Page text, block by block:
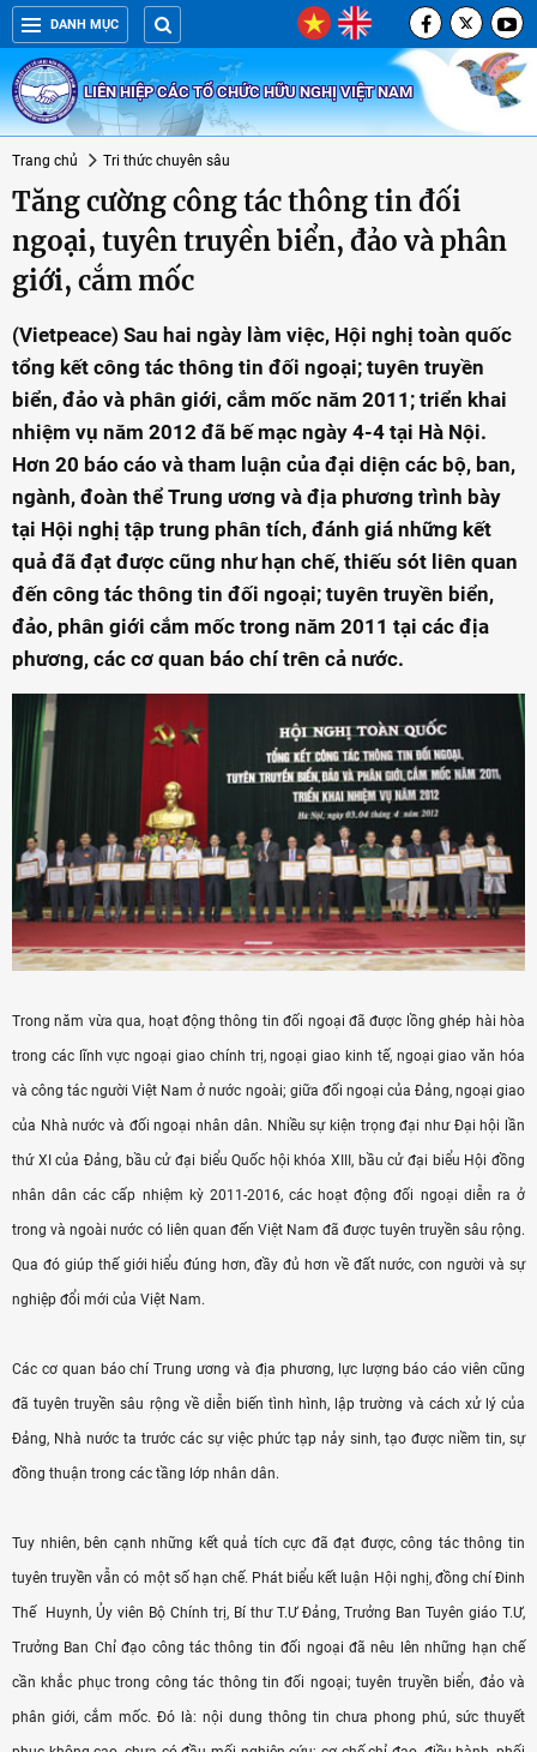
DANH MỤC
LIÊN HIỆP CÁC TỔ CHỨC HỮU NGHỊ VIỆT NAM
Trang chủ Tri thức chuyên sâu
Tăng cường công tác thông tin đối
ngoại, tuyên truyền biển, đảo và phân
giới, cắm mốc
(Vietpeace) Sau hai ngày làm việc, Hội nghị toàn quốc
tổng kết công tác thông tin đối ngoại; tuyên truyền
biển, đảo và phân giới, cắm mốc năm 2011; triển khai
nhiệm vụ năm 2012 đã bế mạc ngày 4-4 tại Hà Nội.
Hơn 20 báo cáo và tham luận của đại diện các bộ, ban,
ngành, đoàn thể Trung ương và địa phương trình bày
tại Hội nghị tập trung phân tích, đánh giá những kết
quả đã đạt được cũng như hạn chế, thiếu sót liên quan
đến công tác thông tin đối ngoại; tuyên truyền biển,
đảo, phân giới cắm mốc trong năm 2011 tại các địa
phương, các cơ quan báo chí trên cả nước.
Trong năm vừa qua, hoạt động thông tin đối ngoại đã được lồng ghép hài hòa
trong các lĩnh vực ngoại giao chính trị, ngoại giao kinh tế, ngoại giao văn hóa
và công tác người Việt Nam ở nước ngoài; giữa đối ngoại của Đảng, ngoại giao
của Nhà nước và đối ngoại nhân dân. Nhiều sự kiện trọng đại như Đại hội lần
thứ XI của Đảng, bầu cử đại biểu Quốc hội khóa XIII, bầu cử đại biểu Hội đồng
nhân dân các cấp nhiệm kỳ 2011-2016, các hoạt động đối ngoại diễn ra ở
trong và ngoài nước có liên quan đến Việt Nam đã được tuyên truyền sâu rộng.
Qua đó giúp thế giới hiểu đúng hơn, đầy đủ hơn về đất nước, con người và sự
nghiệp đổi mới của Việt Nam.
Các cơ quan báo chí Trung ương và địa phương, lực lượng báo cáo viên cũng
đã tuyên truyền sâu rộng về diễn biến tình hình, lập trường và cách xử lý của
Đảng, Nhà nước ta trước các sự việc phức tạp nảy sinh, tạo được niềm tin, sự
đồng thuận trong các tầng lớp nhân dân.
Tuy nhiên, bên cạnh những kết quả tích cực đã đạt được, công tác thông tin
tuyên truyền vẫn có một số hạn chế. Phát biểu kết luận Hội nghị, đồng chí Ðinh
Thế Huynh, Ủy viên Bộ Chính trị, Bí thư T.Ư Ðảng, Trưởng Ban Tuyên giáo T.Ư,
Trưởng Ban Chỉ đạo công tác thông tin đối ngoại đã nêu lên những hạn chế
cần khắc phục trong công tác thông tin đối ngoại; tuyên truyền biển, đảo và
phân giới, cắm mốc. Ðó là: nội dung thông tin chưa phong phú, sức thuyết